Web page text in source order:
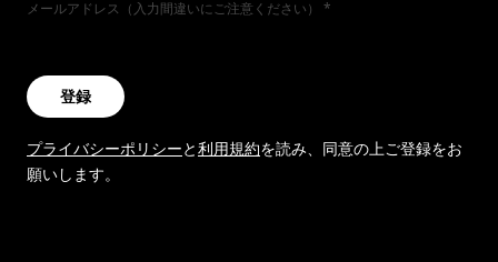
メールアドレス（入力間違いにご注意ください）
登録
プライバシーポリシーと利用規約を読み、同意の上ご登録をお
願いします。